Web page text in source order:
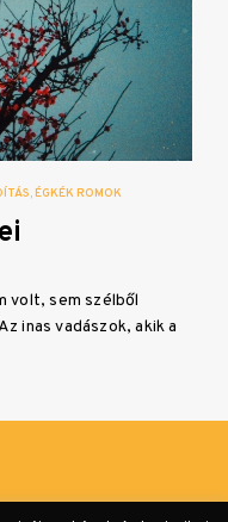
ÉGKÉK ROMOK
volt, sem szélből
inas vadászok, akik a